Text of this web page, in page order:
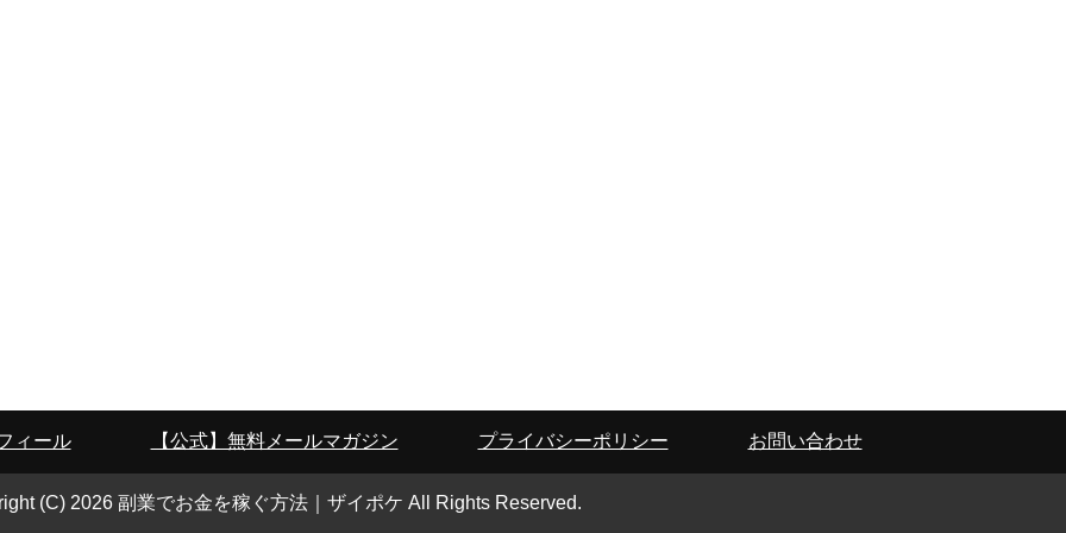
ィール 【公式】無料メールマガジン プライバシーポリシー お問い合わせ
(C) 2026 副業でお金を稼ぐ方法｜ザイポケ All Rights Reserved.